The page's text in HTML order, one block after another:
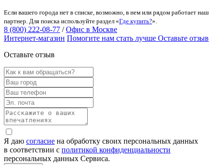
Если вашего города нет в списке, возможно, в нем или рядом работает наш
партнер. Для поиска используйте раздел «Где купить?».
8 (800) 222-08-77 / Офис в Москве
Интернет-магазин Помогите нам стать лучше Оставьте отзыв
Оставьте отзыв
Я даю согласие на обработку своих персональных данных
в соответствии с политикой конфиденциальности
персональных данных Сервиса.